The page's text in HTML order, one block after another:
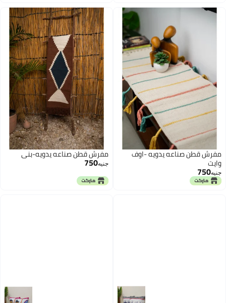
مفرش قطن صناعه يدويه -اوف
وايت
جنيه750
مفرش قطن صناعه يدويه-بني
جنيه750